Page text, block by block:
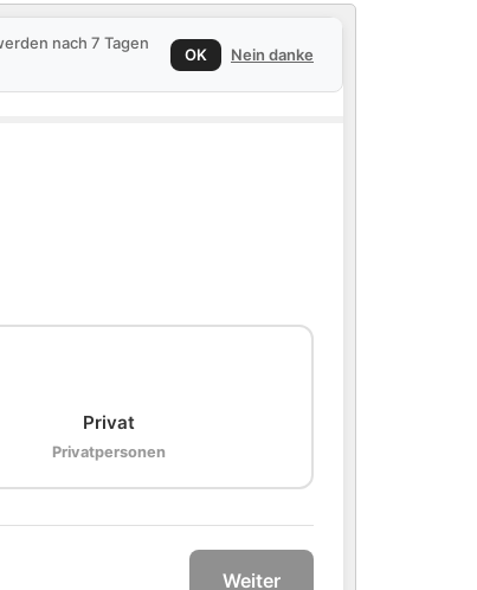
nach 7 Tagen
OK Nein danke
Privat
Privatpersonen
Weiter